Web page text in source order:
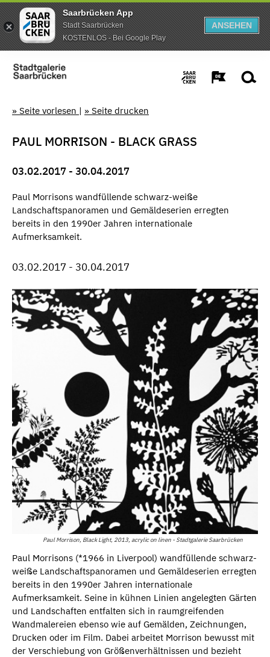
Saarbrücken App
Stadt Saarbrücken
KOSTENLOS - Bei Google Play
ANSEHEN
» Seite vorlesen | » Seite drucken
PAUL MORRISON - BLACK GRASS
03.02.2017 - 30.04.2017
Paul Morrisons wandfüllende schwarz-weiße
Landschaftspanoramen und Gemäldeserien erregten
bereits in den 1990er Jahren internationale
Aufmerksamkeit.
03.02.2017 - 30.04.2017
Paul Morrison, Black Light, 2013, acrylic on linen - Stadtgalerie Saarbrücken
Paul Morrisons (*1966 in Liverpool) wandfüllende schwarz-
weiße Landschaftspanoramen und Gemäldeserien erregten
bereits in den 1990er Jahren internationale
Aufmerksamkeit. Seine in kühnen Linien angelegten Gärten
und Landschaften entfalten sich in raumgreifenden
Wandmalereien ebenso wie auf Gemälden, Zeichnungen,
Drucken oder im Film. Dabei arbeitet Morrison bewusst mit
der Verschiebung von Größenverhältnissen und bezieht